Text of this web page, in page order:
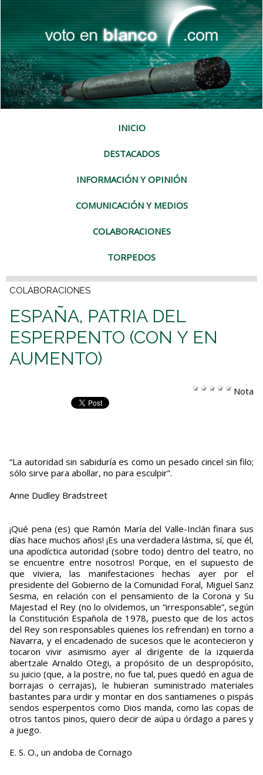
INICIO
DESTACADOS
INFORMACIÓN Y OPINIÓN
COMUNICACIÓN Y MEDIOS
COLABORACIONES
TORPEDOS
COLABORACIONES
ESPAÑA, PATRIA DEL
ESPERPENTO (CON Y EN
AUMENTO)
Nota
“La autoridad sin sabiduría es como un pesado cincel sin filo;
sólo sirve para abollar, no para esculpir”.
Anne Dudley Bradstreet
¡Qué pena (es) que Ramón María del Valle-Inclán finara sus
días hace muchos años! ¡Es una verdadera lástima, sí, que él,
una apodíctica autoridad (sobre todo) dentro del teatro, no
se encuentre entre nosotros! Porque, en el supuesto de
que viviera, las manifestaciones hechas ayer por el
presidente del Gobierno de la Comunidad Foral, Miguel Sanz
Sesma, en relación con el pensamiento de la Corona y Su
Majestad el Rey (no lo olvidemos, un “irresponsable”, según
la Constitución Española de 1978, puesto que de los actos
del Rey son responsables quienes los refrendan) en torno a
Navarra, y el encadenado de sucesos que le acontecieron y
tocaron vivir asimismo ayer al dirigente de la izquierda
abertzale Arnaldo Otegi, a propósito de un despropósito,
su juicio (que, a la postre, no fue tal, pues quedó en agua de
borrajas o cerrajas), le hubieran suministrado materiales
bastantes para urdir y montar en dos santiamenes o pispás
sendos esperpentos como Dios manda, como las copas de
otros tantos pinos, quiero decir de aúpa u órdago a pares y
a juego.
E. S. O., un andoba de Cornago